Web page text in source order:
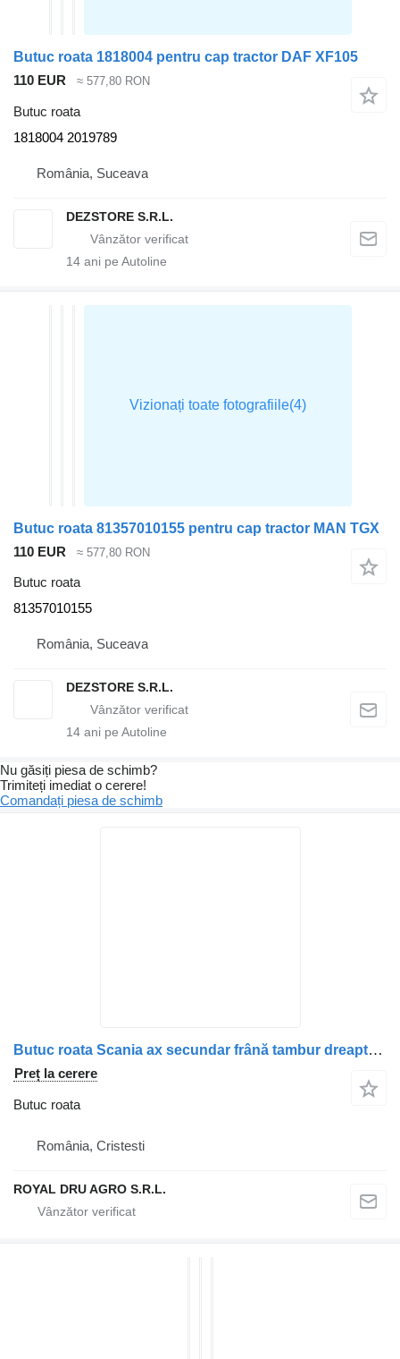
Butuc roata 1818004 pentru cap tractor DAF XF105
110 EUR
≈ 577,80 RON
Butuc roata
1818004 2019789
România, Suceava
DEZSTORE S.R.L.
14 ani pe Autoline
Butuc roata 81357010155 pentru cap tractor MAN TGX
110 EUR
≈ 577,80 RON
Butuc roata
81357010155
România, Suceava
DEZSTORE S.R.L.
14 ani pe Autoline
Nu găsiți piesa de schimb?
Trimiteți imediat o cerere!
Comandați piesa de schimb
Butuc roata Scania ax secundar frână tambur dreapta pentru cap tractor Scania P-series
Preț la cerere
Butuc roata
România, Cristesti
ROYAL DRU AGRO S.R.L.